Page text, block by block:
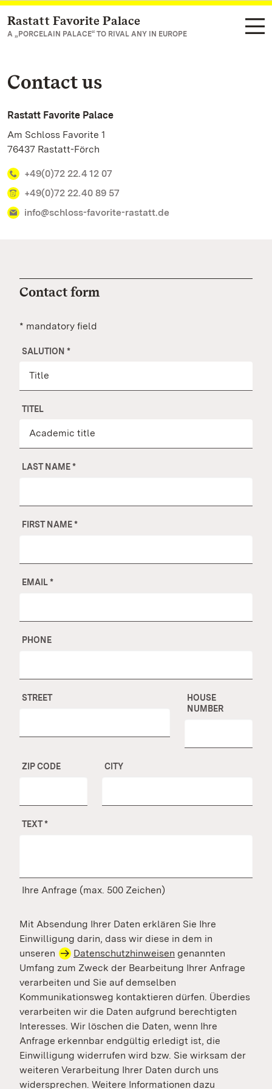
Navigate to main page
Rastatt Favorite Palace
A „PORCELAIN PALACE“ TO RIVAL ANY IN EUROPE
Contact us
Rastatt Favorite Palace
Am Schloss Favorite 1
76437 Rastatt-Förch
+49(0)72 22. 4 12 07
+49(0)72 22. 40 89 57
info@schloss-favorite-rastatt.de
Contact form
* mandatory field
SALUTION *
TITEL
LAST NAME*
FIRST NAME*
EMAIL*
PHONE
STREET
HOUSE
NUMBER
ZIP CODE CITY
TEXT*
Ihre Anfrage (max. 500 Zeichen)
Mit Absendung Ihrer Daten erklären Sie Ihre
Einwilligung darin, dass wir diese in dem in
unseren
Datenschutzhinweisen genannten
Umfang zum Zweck der Bearbeitung Ihrer Anfrage
verarbeiten und Sie auf demselben
Kommunikationsweg kontaktieren dürfen. Überdies
verarbeiten wir die Daten aufgrund berechtigten
Interesses. Wir löschen die Daten, wenn Ihre
Anfrage erkennbar endgültig erledigt ist, die
Einwilligung widerrufen wird bzw. Sie wirksam der
weiteren Verarbeitung Ihrer Daten durch uns
widersprechen. Weitere Informationen dazu